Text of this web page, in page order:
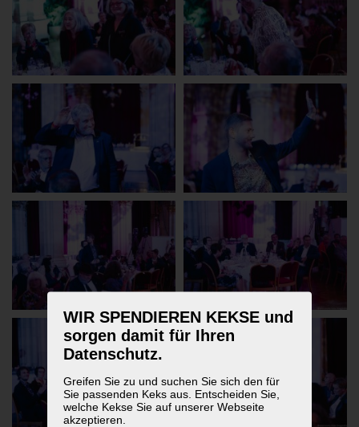
WIR SPENDIEREN KEKSE und
sorgen damit für Ihren
Datenschutz.
Greifen Sie zu und suchen Sie sich den für
Sie passenden Keks aus. Entscheiden Sie,
welche Kekse Sie auf unserer Webseite
akzeptieren.